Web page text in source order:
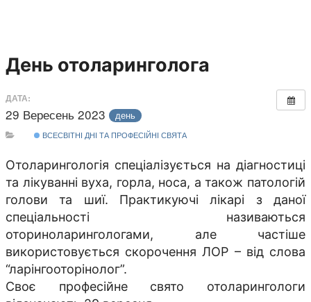
День отоларинголога
ДАТА:
29 Вересень 2023 день
ВСЕСВІТНІ ДНІ ТА ПРОФЕСІЙНІ СВЯТА
Отоларингологія спеціалізується на діагностиці
та лікуванні вуха, горла, носа, а також патологій
голови та шиї. Практикуючі лікарі з даної
спеціальності називаються
оториноларингологами, але частіше
використовується скорочення ЛОР – від слова
“ларінгооторінолог”.
Своє професійне свято отоларингологи